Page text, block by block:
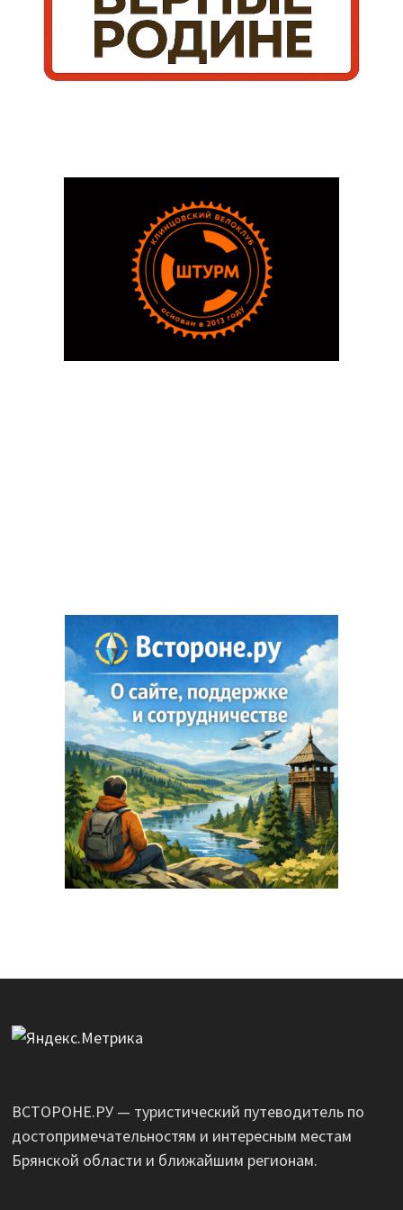
ВСТОРОНЕ.РУ — туристический путеводитель по
достопримечательностям и интересным местам
Брянской области и ближайшим регионам.